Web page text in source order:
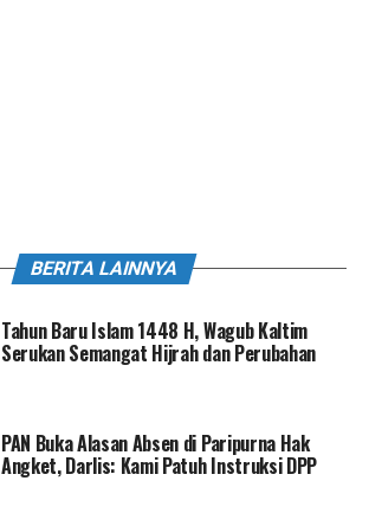
BERITA LAINNYA
Tahun Baru Islam 1448 H, Wagub Kaltim
Serukan Semangat Hijrah dan Perubahan
PAN Buka Alasan Absen di Paripurna Hak
Angket, Darlis: Kami Patuh Instruksi DPP